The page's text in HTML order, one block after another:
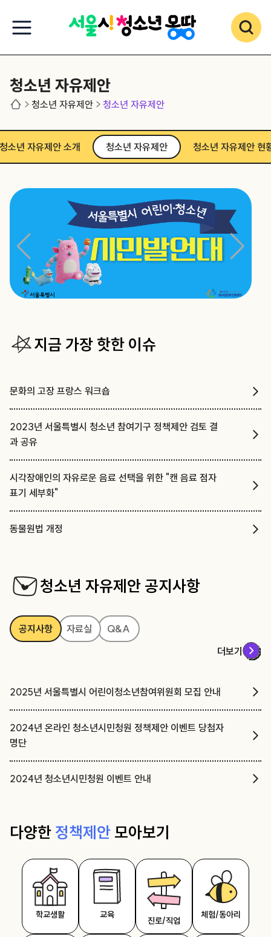
청소년 자유제안
청소년 자유제안 청소년 자유제안
청소년 자유제안 소개 청소년 자유제안 청소년 자유제안 현
지금 가장 핫한 이슈
문화의 고장 프랑스 워크숍
2023년 서울특별시 청소년 참여기구 정책제안 검토 결
과 공유
시각장애인의 자유로운 음료 선택을 위한 "캔 음료 점자
표기 세부화"
동물원법 개정
청소년 자유제안 공지사항
공지사항 자료실
Q&A
더보기
2025년 서울특별시 어린이청소년참여위원회 모집 안내
2024년 온라인 청소년시민청원 정책제안 이벤트 당첨자
명단
2024년 청소년시민청원 이벤트 안내
다양한 정책제안 모아보기
학교생활 교육
진로/직업
체험/동아리